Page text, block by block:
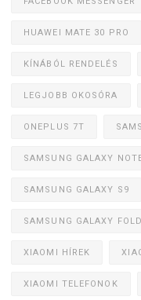
HUAWEI MATE 30 PRO
KÍNÁBÓL RENDELÉS
LEGJOBB OKOSÓRA
ONEPLUS 7T
SAMSUNG GALAXY
SAMSUNG GALAXY S9
SAMSUNG GALAXY FOLD
XIAOMI HÍREK
XIAOMI TELEFONOK